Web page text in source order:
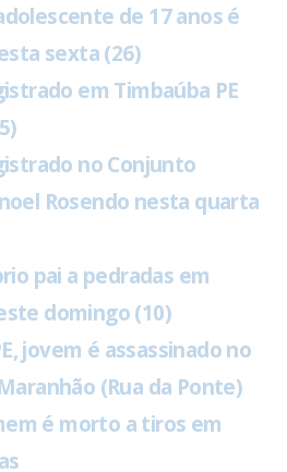
de 17 anos é
sexta (26)
em Timbaúba PE
no Conjunto
Rosendo nesta quarta
pai a pedradas em
domingo (10)
jovem é assassinado no
(Rua da Ponte)
é morto a tiros em